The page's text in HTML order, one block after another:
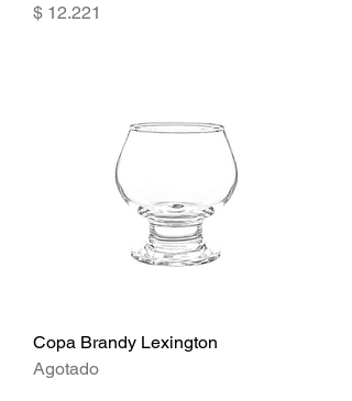
Precio
$ 12.221
Copa Brandy Lexington
Agotado